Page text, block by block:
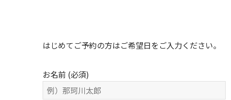
はじめてご予約の方はご希望日をご入力ください。
お名前 (必須)